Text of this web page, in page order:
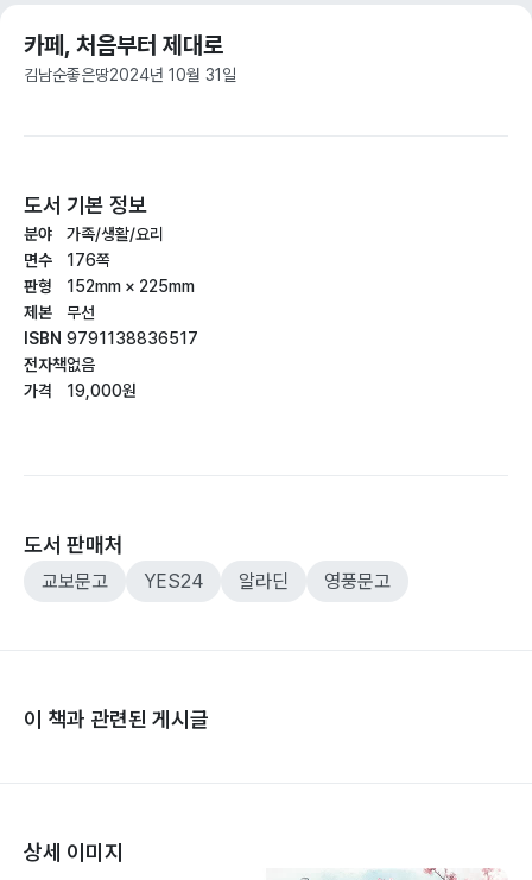
카페, 처음부터 제대로
김남순좋은땅2024년 10월 31일
도서 기본 정보
분야
면수
판형
제본
ISBN
전자책
가격
가족/생활/요리
176쪽
152mm × 225mm
무선
9791138836517
없음
19,000원
도서 판매처
교보문고 YES24 알라딘 영풍문고
이 책과 관련된 게시글
상세 이미지